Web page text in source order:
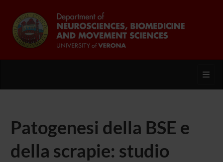
Patogenesi della BSE e
della scrapie: studio